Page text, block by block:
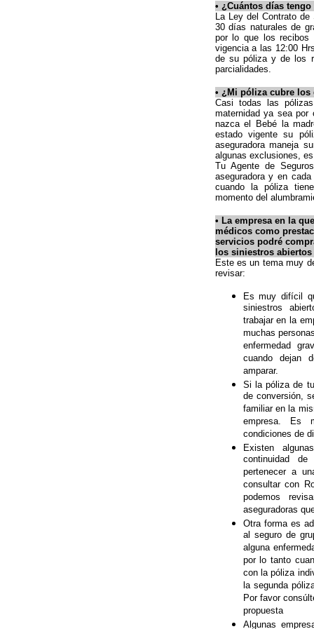
• ¿Cuántos días
La Ley del Contrato
30 días naturales de
por lo que los recibos
vigencia a las 12:00
de su póliza y de los
parcialidades.
• ¿Mi póliza cubre los
Casi todas las
maternidad ya sea por
nazca el Bebé la
estado vigente su
aseguradora maneja
algunas exclusiones,
Tu Agente de
aseguradora y en
cuando la póliza
momento del
• La empresa en la
médicos como
servicios podré
los siniestros
Este es un tema muy
revisar:
Es muy difícil
siniestros
trabajar en la
muchas
enfermedad
cuando dejan
amparar.
Si la póliza de
de conversión,
familiar en la
empresa. Es
condiciones de
Existen
continuidad
pertenecer a
consultar con
podemos
aseguradoras
Otra forma es
al seguro de
alguna
por lo tanto
con la póliza
la segunda
Por favor
propuesta
Algunas